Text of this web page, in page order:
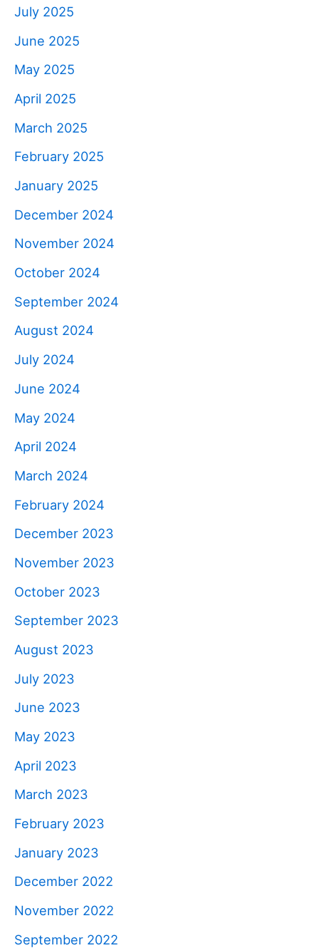
July 2025
June 2025
May 2025
April 2025
March 2025
February 2025
January 2025
December 2024
November 2024
October 2024
September 2024
August 2024
July 2024
June 2024
May 2024
April 2024
March 2024
February 2024
December 2023
November 2023
October 2023
September 2023
August 2023
July 2023
June 2023
May 2023
April 2023
March 2023
February 2023
January 2023
December 2022
November 2022
September 2022